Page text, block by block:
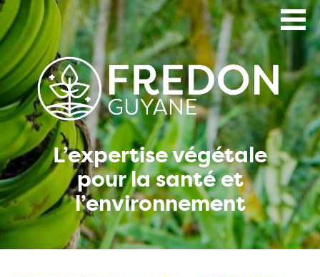
Aller
contenu
principal
L’expertise végétale
pour la santé et
l’environnement